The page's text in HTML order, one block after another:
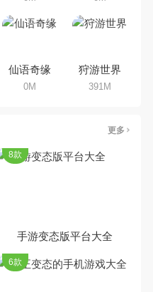
仙语奇缘
0M
狩游世界
391M
更多
手游变态版平台大全
8款
6款